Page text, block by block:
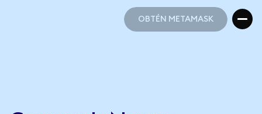
OBTÉN METAMASK